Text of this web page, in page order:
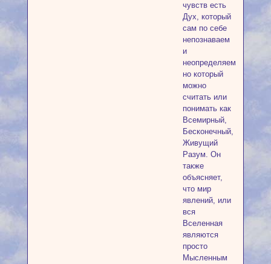
чувств есть
Дух, который
сам по себе
непознаваем
и
неопределяем,
но который
можно
считать или
понимать как
Всемирный,
Бесконечный,
Живущий
Разум. Он
также
объясняет,
что мир
явлений, или
вся
Вселенная
являются
просто
Мысленным